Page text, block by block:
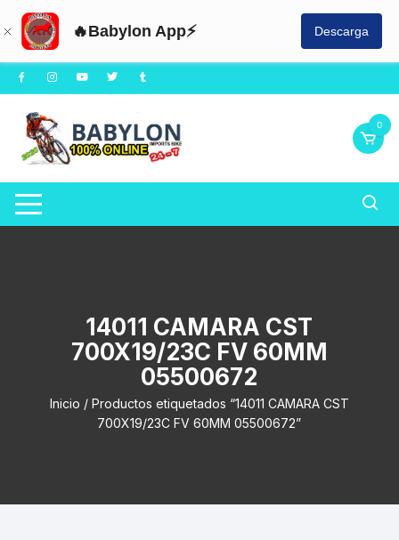
🔥Babylon App⚡ Descarga
Saltar
al
contenido
0
14011 CAMARA CST
700X19/23C FV 60MM
05500672
Inicio / Productos etiquetados “14011 CAMARA CST
700X19/23C FV 60MM 05500672”